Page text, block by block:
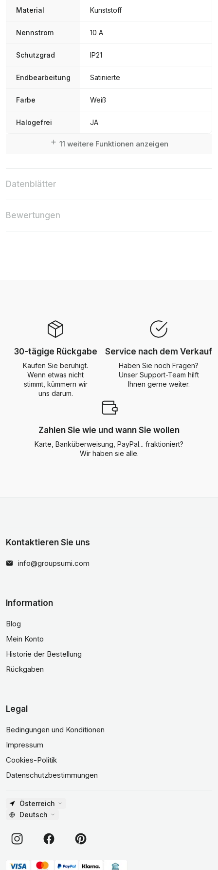
Material Kunststoff
Nennstrom 10 A
Schutzgrad IP21
Endbearbeitung Satinierte
Farbe Weiß
Halogefrei JA
11 weitere Funktionen anzeigen
Datenblätter
Bewertungen
30-tägige Rückgabe
Kaufen Sie beruhigt.
Wenn etwas nicht
stimmt, kümmern wir
uns darum.
Service nach dem Verkauf
Haben Sie noch Fragen?
Unser Support-Team hilft
Ihnen gerne weiter.
Zahlen Sie wie und wann Sie wollen
Karte, Banküberweisung, PayPal... fraktioniert?
Wir haben sie alle.
Kontaktieren Sie uns
info@groupsumi.com
Information
Blog
Mein Konto
Historie der Bestellung
Rückgaben
Legal
Bedingungen und Konditionen
Impressum
Cookies-Politik
Datenschutzbestimmungen
Österreich
Deutsch